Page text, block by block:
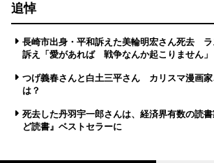
追悼
長崎市出身・平和訴えた美輪明宏さん死去 ラ
訴え「愛があれば 戦争なんか起こりません」
つげ義春さんと白土三平さん カリスマ漫画家
は？
死去した丹羽宇一郎さんは、経済界有数の読
ど読書』ベストセラーに